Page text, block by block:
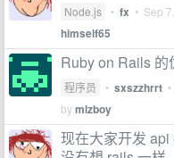
Node.js • fx • Sep
himself65
Ruby on Rails 的
程序员 • sxszzhrrt •
bymlzboy
现在大家开发